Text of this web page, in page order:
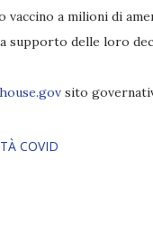
vaccino a milioni di
supporto delle loro
sito
COVID